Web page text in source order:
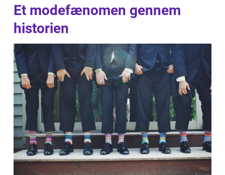
Et modefænomen gennem
historien